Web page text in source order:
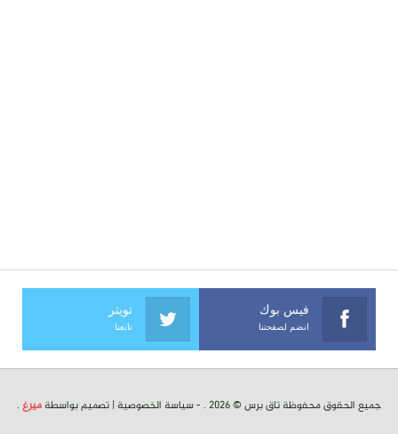
فيس بوك
انضم لصفحتنا
تويتر
تابعنا
جميع الحقوق محفوظة تاق برس © 2026 . - سياسة الخصوصية | تصميم بواسطة ميرغ .